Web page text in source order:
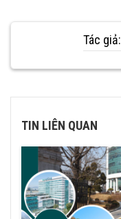
Tác giả:
TIN LIÊN QUAN